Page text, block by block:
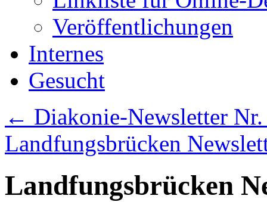
Veröffentlichungen
Internes
Gesucht
← Diakonie-Newsletter
Landfungsbrücken
Landfungsbrücken